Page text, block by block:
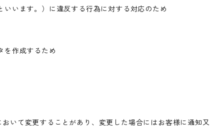
いいます。）に違反する行為に対する対応のため
を作成するため
いて変更することがあり、変更した場合にはお客様に通知又